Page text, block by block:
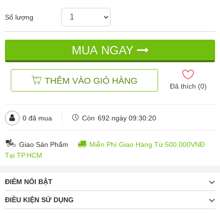
Số lượng
MUA NGAY
THÊM VÀO GIỎ HÀNG
Đã thích (0)
0 đã mua Còn 692 ngày 09:30:19
Giao Sản Phẩm
Miễn Phí Giao Hàng Từ 500.000VNĐ
Tại TP.HCM
ĐIỂM NỔI BẬT
ĐIỀU KIỆN SỬ DỤNG